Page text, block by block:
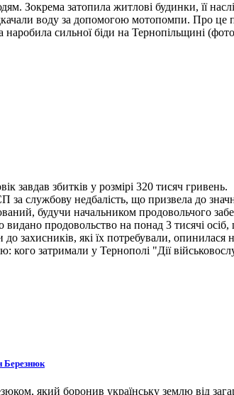
Зокрема затопила житлові будинки, її
воду за допомогою мотопомпи. Про це
сильної біди на Тернопільщині
завдав збитків у розмірі 320 тисяч
службову недбалість, що призвела до
будучи начальником продовольчого
видано продовольство на понад 3 тисячі
захисників, які їх потребували,
затримали у Тернополі "Дії
Березнюк
який боронив українську землю від